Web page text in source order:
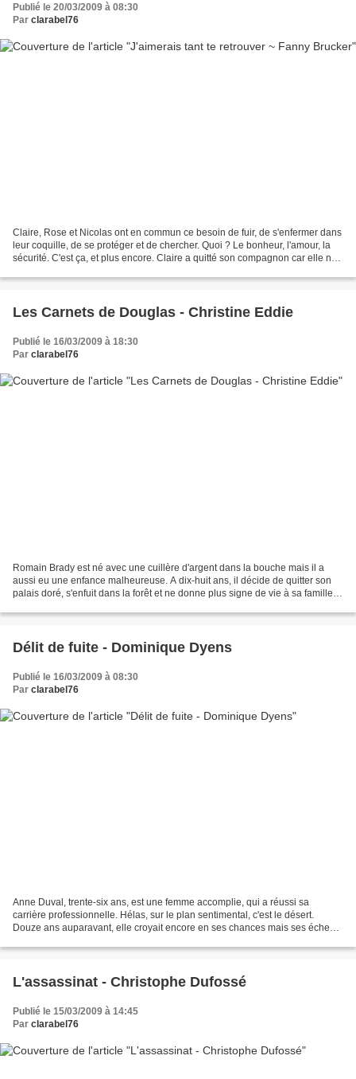
Publié le 20/03/2009 à 08:30
Par clarabel76
Claire, Rose et Nicolas ont en commun ce besoin de fuir, de s'enfermer dans
leur coquille, de se protéger et de chercher. Quoi ? Le bonheur, l'amour, la
sécurité. C'est ça, et plus encore. Claire a quitté son compagnon car elle ne
Les Carnets de Douglas - Christine Eddie
Publié le 16/03/2009 à 18:30
Par clarabel76
Romain Brady est né avec une cuillère d'argent dans la bouche mais il a
aussi eu une enfance malheureuse. A dix-huit ans, il décide de quitter son
palais doré, s'enfuit dans la forêt et ne donne plus signe de vie à sa famille
Délit de fuite - Dominique Dyens
Publié le 16/03/2009 à 08:30
Par clarabel76
Anne Duval, trente-six ans, est une femme accomplie, qui a réussi sa
carrière professionnelle. Hélas, sur le plan sentimental, c'est le désert.
Douze ans auparavant, elle croyait encore en ses chances mais ses échecs
L'assassinat - Christophe Dufossé
Publié le 15/03/2009 à 14:45
Par clarabel76